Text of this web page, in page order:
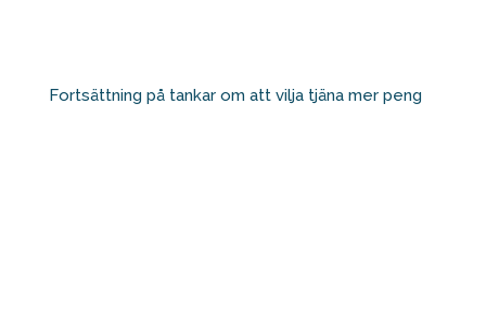
Fortsättning på tankar om att vilja tjäna mer peng